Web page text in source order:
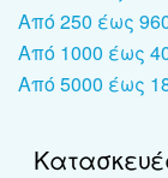
Από 250 έως
Από 1000 έως
Από 5000 έως